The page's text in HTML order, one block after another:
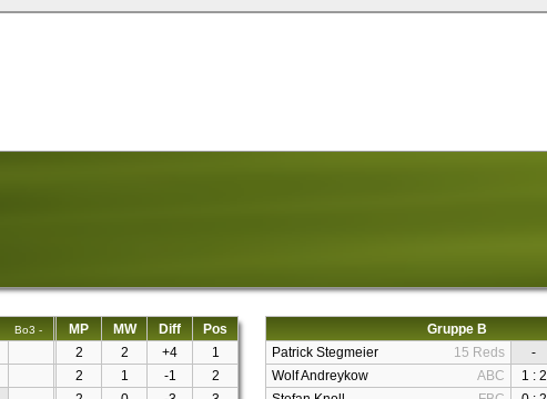
Bo3 - MP MW Diff
Pos
2 2 +4
1
2 1 -1
2
Gruppe B
Patrick Stegmeier
15 Reds -
Wolf Andreykow
ABC 1 : 2